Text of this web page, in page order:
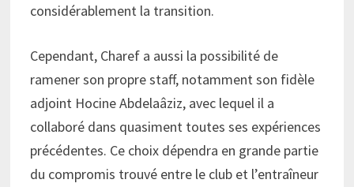
considérablement la transition.
Cependant, Charef a aussi la possibilité de
ramener son propre staff, notamment son fidèle
adjoint Hocine Abdelaâziz, avec lequel il a
collaboré dans quasiment toutes ses expériences
précédentes. Ce choix dépendra en grande partie
du compromis trouvé entre le club et l’entraîneur